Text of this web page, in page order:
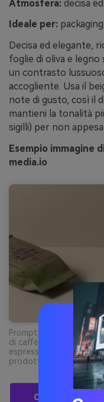
Atmosfera: decisa
Ideale per:
Decisa ed elegante,
foglie di oliva e legno
un contrasto
accogliente. Usa il
note di gusto, così il
mantieni la tonalità
sigilli) per non
Esempio immagine
media.io
Prompt: scatto in
di caffè premium in
espresso, sfondo
prodotto di fascia alta
Crea Visual